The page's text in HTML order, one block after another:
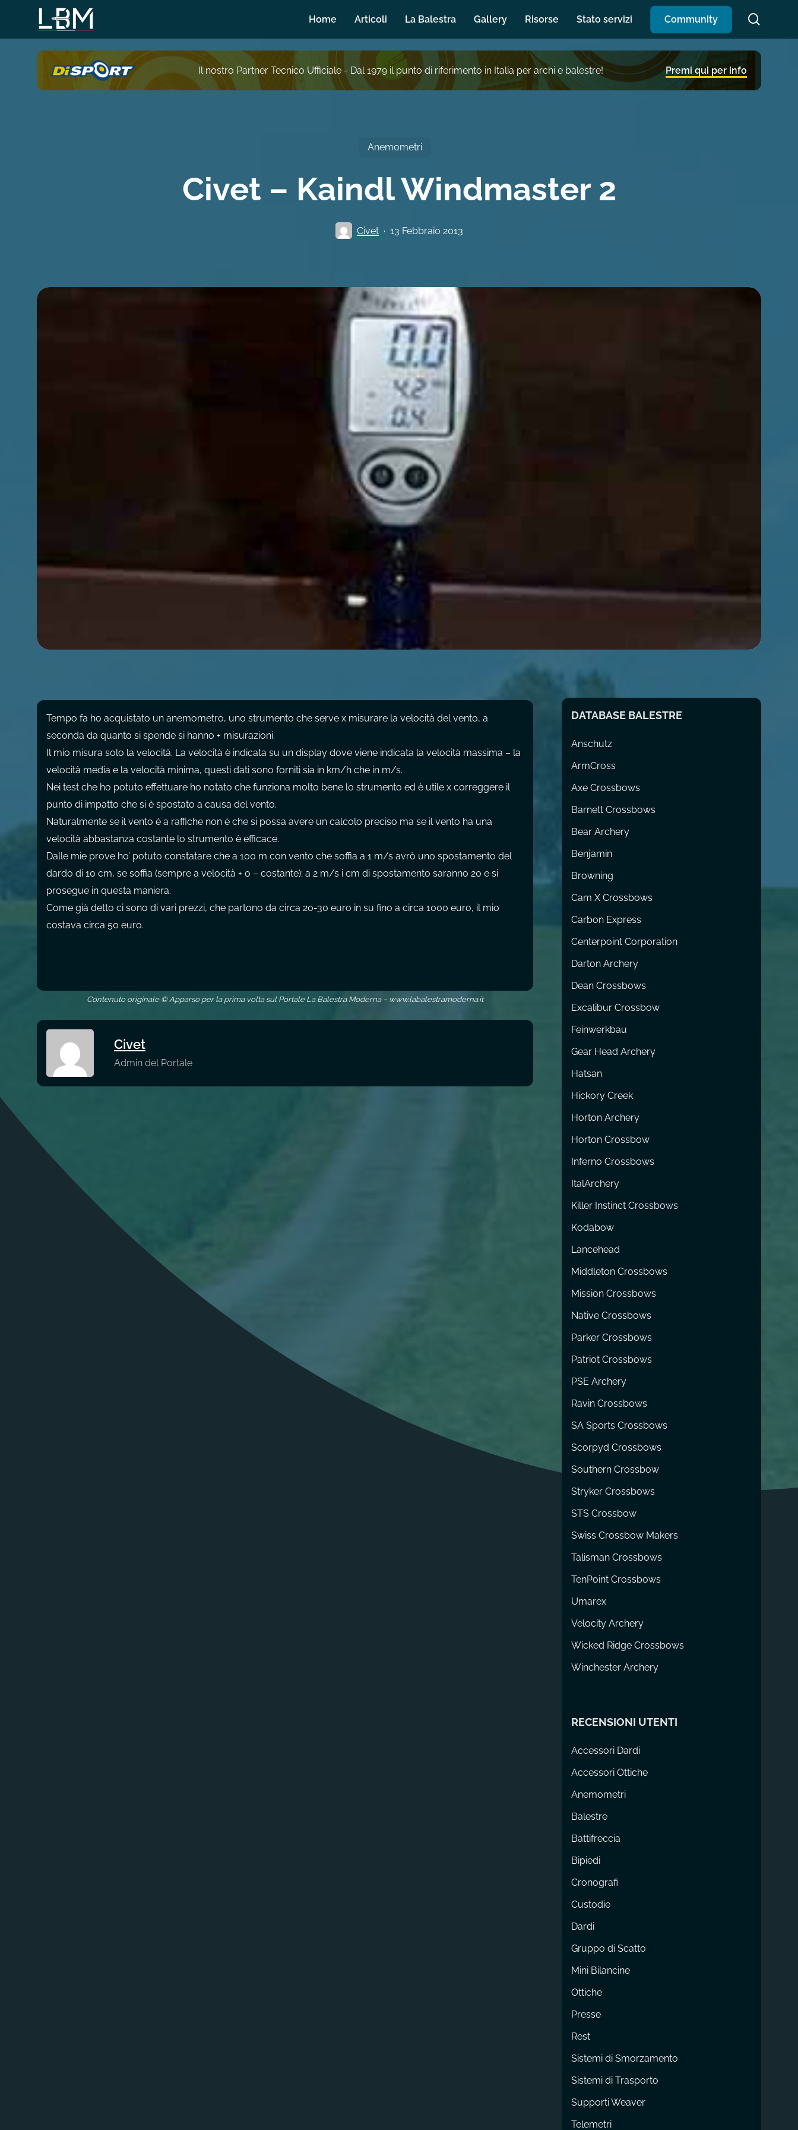
contenuto
principale
Home Articoli La Balestra Gallery Risorse Stato servizi Community
Il nostro Partner Tecnico Ufficiale - Dal 1979 il punto di riferimento in Italia per archi e balestre! Premi qui per info
Anemometri
Civet – Kaindl Windmaster 2
Civet 13 Febbraio 2013
Tempo fa ho acquistato un anemometro, uno strumento che serve x misurare la velocità del vento, a
seconda da quanto si spende si hanno + misurazioni.
Il mio misura solo la velocità. La velocità è indicata su un display dove viene indicata la velocità massima – la
velocità media e la velocità minima, questi dati sono forniti sia in km/h che in m/s.
Nei test che ho potuto effettuare ho notato che funziona molto bene lo strumento ed è utile x correggere il
punto di impatto che si è spostato a causa del vento.
Naturalmente se il vento è a raffiche non è che si possa avere un calcolo preciso ma se il vento ha una
velocità abbastanza costante lo strumento è efficace.
Dalle mie prove ho’ potuto constatare che a 100 m con vento che soffia a 1 m/s avrò uno spostamento del
dardo di 10 cm, se soffia (sempre a velocità + o – costante); a 2 m/s i cm di spostamento saranno 20 e si
prosegue in questa maniera.
Come già detto ci sono di vari prezzi, che partono da circa 20-30 euro in su fino a circa 1000 euro, il mio
costava circa 50 euro.
Contenuto originale © Apparso per la prima volta sul Portale La Balestra Moderna – www.labalestramoderna.it
Civet
Admin del Portale
DATABASE BALESTRE
Anschutz
ArmCross
Axe Crossbows
Barnett Crossbows
Bear Archery
Benjamin
Browning
Cam X Crossbows
Carbon Express
Centerpoint Corporation
Darton Archery
Dean Crossbows
Excalibur Crossbow
Feinwerkbau
Gear Head Archery
Hatsan
Hickory Creek
Horton Archery
Horton Crossbow
Inferno Crossbows
ItalArchery
Killer Instinct Crossbows
Kodabow
Lancehead
Middleton Crossbows
Mission Crossbows
Native Crossbows
Parker Crossbows
Patriot Crossbows
PSE Archery
Ravin Crossbows
SA Sports Crossbows
Scorpyd Crossbows
Southern Crossbow
Stryker Crossbows
STS Crossbow
Swiss Crossbow Makers
Talisman Crossbows
TenPoint Crossbows
Umarex
Velocity Archery
Wicked Ridge Crossbows
Winchester Archery
RECENSIONI UTENTI
Accessori Dardi
Accessori Ottiche
Anemometri
Balestre
Battifreccia
Bipiedi
Cronografi
Custodie
Dardi
Gruppo di Scatto
Mini Bilancine
Ottiche
Presse
Rest
Sistemi di Smorzamento
Sistemi di Trasporto
Supporti Weaver
Telemetri